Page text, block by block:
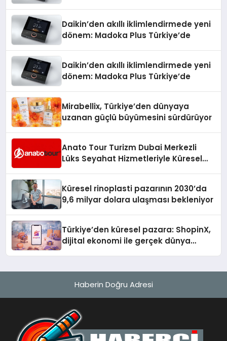
Daikin’den akıllı iklimlendirmede yeni
dönem: Madoka Plus Türkiye’de
Daikin’den akıllı iklimlendirmede yeni
dönem: Madoka Plus Türkiye’de
Mirabellix, Türkiye’den dünyaya
uzanan güçlü büyümesini sürdürüyor
Anato Tour Turizm Dubai Merkezli
Lüks Seyahat Hizmetleriyle Küresel
Küresel rinoplasti pazarının 2030’da
9,6 milyar dolara ulaşması bekleniyor
Türkiye’den küresel pazara: ShopinX,
dijital ekonomi ile gerçek dünya
Haberin Doğru Adresi